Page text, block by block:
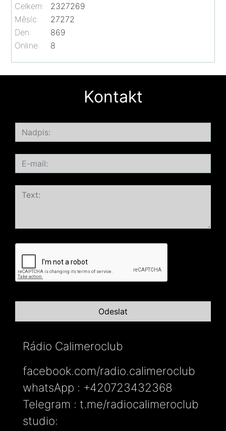
Online: 8
Celkem:
2327269
Měsíc:
27272
Den:
869
Kontakt
Rádio Calimeroclub
facebook.com/radio.calimeroclub
whatsApp : +420723432368
Telegram : t.me/radiocalimeroclub
studio: